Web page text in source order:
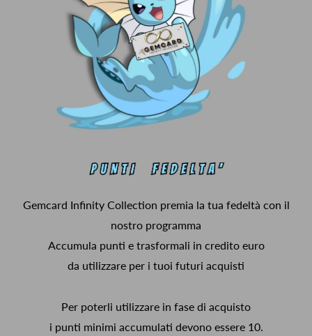
Gemcard Infinity Collection premia la tua fedeltà con il
nostro programma
Accumula punti e trasformali in credito euro
da utilizzare per i tuoi futuri acquisti
Per poterli utilizzare in fase di acquisto
i punti minimi accumulati devono essere 10.